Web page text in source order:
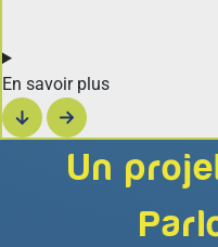
En savoir plus
Un